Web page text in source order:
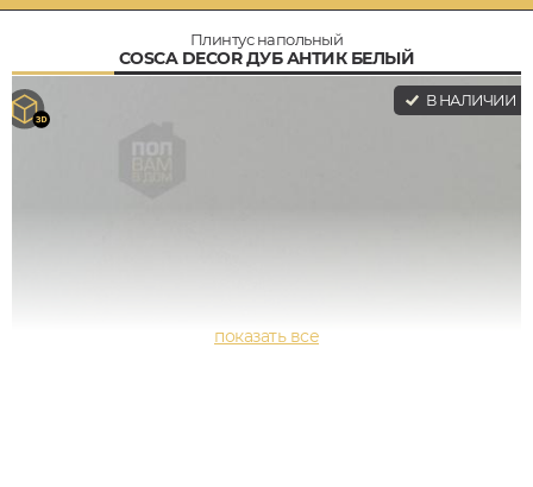
Плинтус напольный
COSCA DECOR ДУБ АНТИК БЕЛЫЙ
В НАЛИЧИИ